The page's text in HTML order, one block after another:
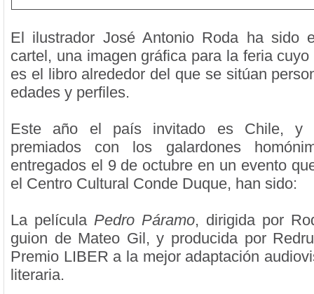
El ilustrador José Antonio Roda ha sido
cartel, una imagen gráfica para la feria
es el libro alrededor del que se sitúan
edades y perfiles.
Este año el país invitado es Chile, y
premiados con los galardones
entregados el 9 de octubre en un evento
el Centro Cultural Conde Duque, han sido:
La película Pedro Páramo, dirigida por
guion de Mateo Gil, y producida por
Premio LIBER a la mejor adaptación
literaria.